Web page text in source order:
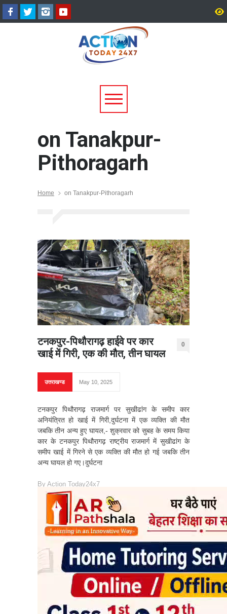
धराली आपदा की पहली बरसी: कल्प
केदार मंदिर के पुनर्निर्माण की तैयारी
शुरू, प्रभावितों के पुनर्वास को मिलेगी
on Tanakpur-
Pithoragarh
Home on Tanakpur-Pithoragarh
टनकपुर-पिथौरागढ़ हाईवे पर कार
खाई में गिरी, एक की मौत, तीन घायल
0
उत्तराखण्ड May 10, 2025
टनकपुर पिथौरागढ़ राजमार्ग पर सुखीढांग के समीप कार
अनियंत्रित हो खाई में गिरी,दुर्घटना में एक व्यक्ति की मौत
जबकि तीन अन्य हुए घायल,- शुक्रवार को सुबह के समय किया
कार के टनकपुर पिथौरागढ़ राष्ट्रीय राजमार्ग में सुखीढांग के
समीप खाई में गिरने से एक व्यक्ति की मौत हो गई जबकि तीन
अन्य घायल हो गए।दुर्घटना
By Action Today24x7
READ MORE